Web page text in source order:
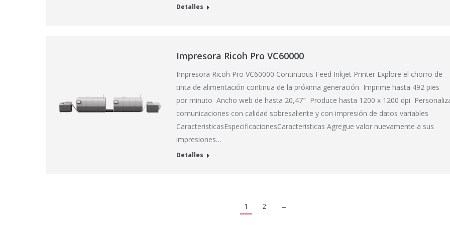
Detalles
Impresora Ricoh Pro VC60000
Impresora Ricoh Pro VC60000 Continuous Feed Inkjet Printer Explore el chorro de
tinta de alimentación continua de la próxima generación Imprime hasta 492 pies
por minuto Ancho web de hasta 20,47″ Produce hasta 1200 x 1200 dpi
comunicaciones con calidad sobresaliente y con impresión de datos variables
CaracteristicasEspecificacionesCaracteristicas Agregue valor nuevamente a sus
impresiones…
Detalles
1 2 →